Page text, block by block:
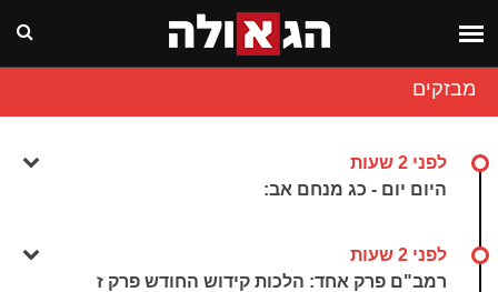
מבזקים
לפני 2 שעות
היום יום - כג מנחם אב:
לפני 2 שעות
רמב"ם פרק אחד: הלכות קידוש החודש פרק ז